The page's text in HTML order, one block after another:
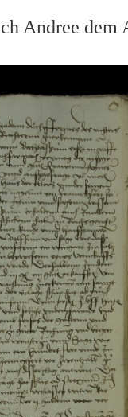
Andree dem